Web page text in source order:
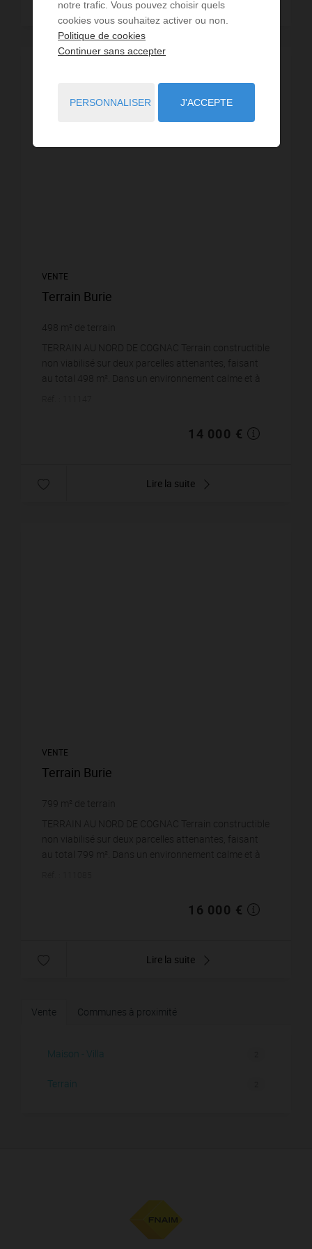
Lire la suite
VENTE
Terrain Burie
498 m² de terrain
TERRAIN AU NORD DE COGNAC Terrain constructible
non viabilisé sur deux parcelles attenantes, faisant
au total 498 m². Dans un environnement calme et à
14 000 €
Lire la suite
VENTE
Terrain Burie
799 m² de terrain
TERRAIN AU NORD DE COGNAC Terrain constructible
non viabilisé sur deux parcelles attenantes, faisant
au total 799 m². Dans un environnement calme et à
16 000 €
Lire la suite
Vente Communes à proximité
Maison - Villa
Terrain
notre trafic. Vous pouvez choisir quels
cookies vous souhaitez activer ou non.
Politique de cookies
Continuer sans accepter
PERSONNALISER J'ACCEPTE